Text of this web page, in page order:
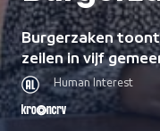
Burgerzaken
zeilen in vijf
dag zijn
kleine en grote
een mensenleven.
Human Interest